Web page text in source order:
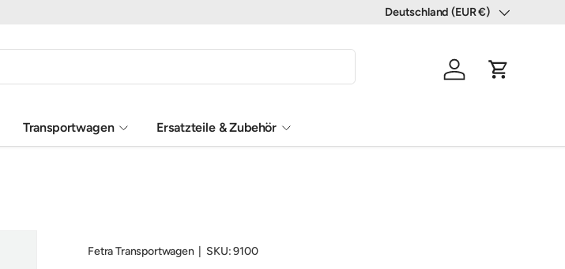
Land/Region
Deutschland (EUR €)
Einloggen
Transportwagen Ersatzteile & Zubehör
Fetra Transportwagen| SKU:9100